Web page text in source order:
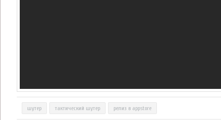
шутер тактический шутер релиз в appstore